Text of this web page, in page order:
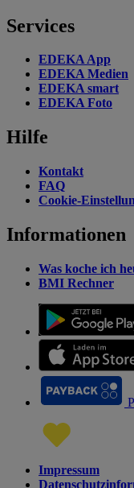
Services
EDEKA App
EDEKA Medien
EDEKA smart
EDEKA Foto
Hilfe
Kontakt
FAQ
Cookie-
Informationen
Was koche ich
BMI Rechner
Impressum